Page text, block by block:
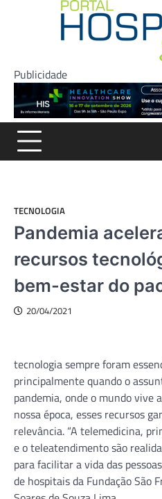
Publicidade
TECNOLOGIA
Pandemia
recursos
bem-estar do
20/04/2021
tecnologia sempre foram
principalmente quando o
pandemia, onde o mundo vive
nossa época, esses recursos
relevância. “A telemedicina,
e o teleatendimento são
para facilitar a vida das
de hospitais da Fundação São